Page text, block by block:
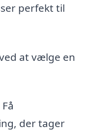
perfekt til
at vælge en
Få
der tager